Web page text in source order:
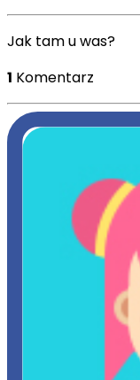
Jak tam u was?
1 Komentarz